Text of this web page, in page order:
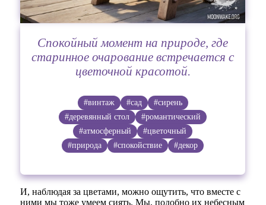
Спокойный момент на природе, где
старинное очарование встречается с
цветочной красотой.
#винтаж #сад
#сирень
#деревянный стол
#романтический
#атмосферный
#цветочный
#природа
#спокойствие #декор
И, наблюдая за цветами, можно ощутить, что вместе с
ними мы тоже умеем сиять. Мы, подобно их небесным